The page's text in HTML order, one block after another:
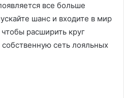
все больше
шанс и входите в мир
расширить круг
сеть лояльных